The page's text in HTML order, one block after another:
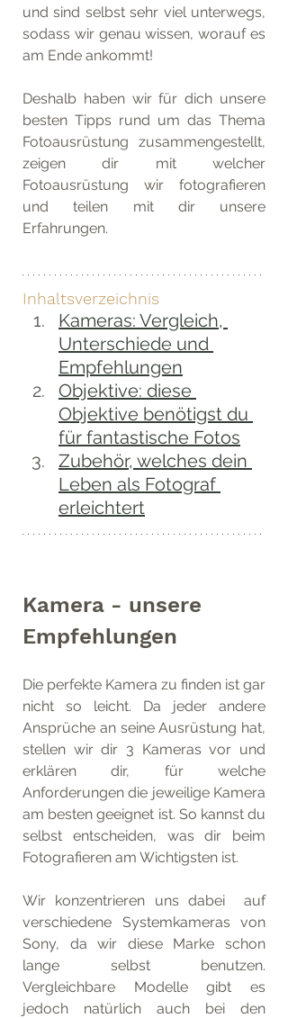
und sind selbst sehr viel unterwegs,
sodass wir genau wissen, worauf es
am Ende ankommt!
Deshalb haben wir für dich unsere
besten Tipps rund um das Thema
Fotoausrüstung zusammengestellt,
zeigen dir mit welcher
Fotoausrüstung wir fotografieren
und teilen mit dir unsere
Erfahrungen.
Inhaltsverzeichnis
Kameras: Vergleich,
Unterschiede und
Empfehlungen
Objektive: diese
Objektive benötigst du
für fantastische Fotos
Zubehör, welches dein
Leben als Fotograf
erleichtert
Kamera - unsere
Empfehlungen
Die perfekte Kamera zu finden ist gar
nicht so leicht. Da jeder andere
Ansprüche an seine Ausrüstung hat,
stellen wir dir 3 Kameras vor und
erklären dir, für welche
Anforderungen die jeweilige Kamera
am besten geeignet ist. So kannst du
selbst entscheiden, was dir beim
Fotografieren am Wichtigsten ist.
Wir konzentrieren uns dabei  auf
verschiedene Systemkameras von
Sony, da wir diese Marke schon
lange selbst benutzen.
Vergleichbare Modelle gibt es
jedoch natürlich auch bei den